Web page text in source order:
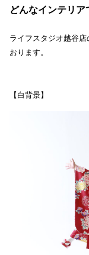
どんなインテリア
ライフスタジオ越谷
おります。
【白背景】